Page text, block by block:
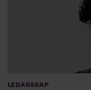
Ledarskap